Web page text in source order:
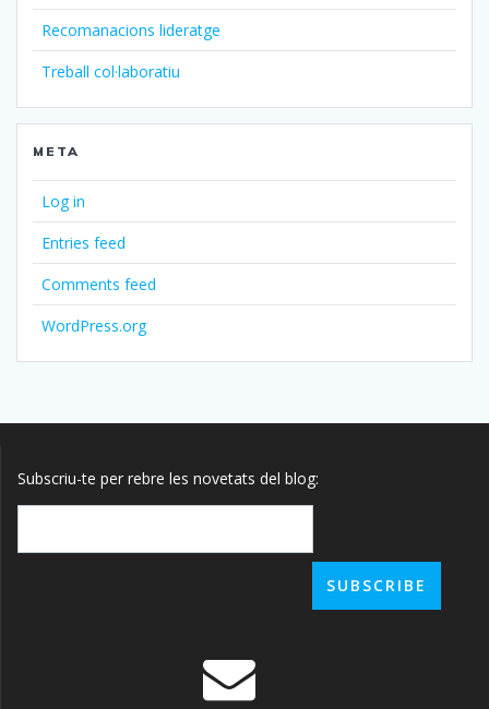
Recomanacions lideratge
Treball col·laboratiu
META
Log in
Entries feed
Comments feed
WordPress.org
Subscriu-te per rebre les novetats del blog: